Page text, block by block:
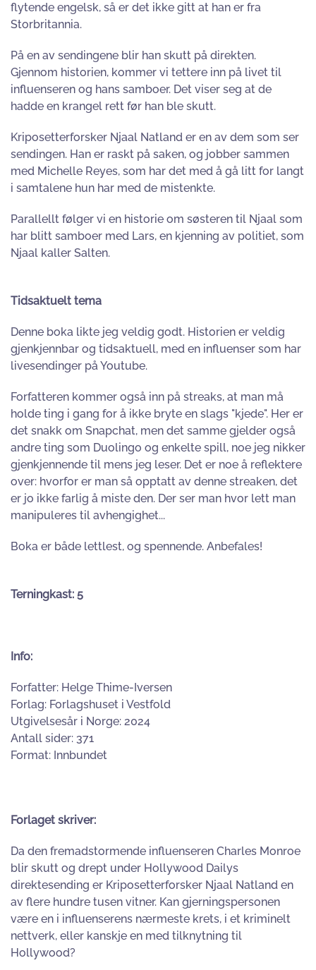
flytende engelsk, så er det ikke gitt at han er fra
Storbritannia.
På en av sendingene blir han skutt på direkten.
Gjennom historien, kommer vi tettere inn på livet til
influenseren og hans samboer. Det viser seg at de
hadde en krangel rett før han ble skutt.
Kriposetterforsker Njaal Natland er en av dem som ser
sendingen. Han er raskt på saken, og jobber sammen
med Michelle Reyes, som har det med å gå litt for langt
i samtalene hun har med de mistenkte.
Parallellt følger vi en historie om søsteren til Njaal som
har blitt samboer med Lars, en kjenning av politiet, som
Njaal kaller Salten.
Tidsaktuelt tema
Denne boka likte jeg veldig godt. Historien er veldig
gjenkjennbar og tidsaktuell, med en influenser som har
livesendinger på Youtube.
Forfatteren kommer også inn på streaks, at man må
holde ting i gang for å ikke bryte en slags "kjede". Her er
det snakk om Snapchat, men det samme gjelder også
andre ting som Duolingo og enkelte spill, noe jeg nikker
gjenkjennende til mens jeg leser. Det er noe å reflektere
over: hvorfor er man så opptatt av denne streaken, det
er jo ikke farlig å miste den. Der ser man hvor lett man
manipuleres til avhengighet...
Boka er både lettlest, og spennende. Anbefales!
Terningkast: 5
Info:
Forfatter: Helge Thime-Iversen
Forlag: Forlagshuset i Vestfold
Utgivelsesår i Norge: 2024
Antall sider: 371
Format: Innbundet
Forlaget skriver:
Da den fremadstormende influenseren Charles Monroe
blir skutt og drept under Hollywood Dailys
direktesending er Kriposetterforsker Njaal Natland en
av flere hundre tusen vitner. Kan gjerningspersonen
være en i influenserens nærmeste krets, i et kriminelt
nettverk, eller kanskje en med tilknytning til
Hollywood?